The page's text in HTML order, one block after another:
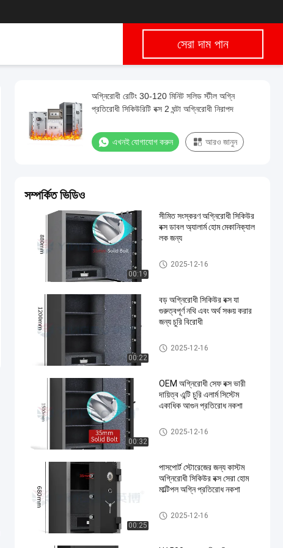
সেরা দাম পান
অগ্নিরোধী রেটিং 30-120 মিনিট সলিড স্টীল অগ্নি
প্রতিরোধী সিকিউরিটি বক্স 2 ঘন্টা অগ্নিরোধী নিরাপদ
এখনই যোগাযোগ করুন আরও জানুন
সম্পর্কিত ভিডিও
00:19
সীমিত সংস্করণ অগ্নিরোধী সিকিউর
বক্স ডাবল অ্যালার্ম হোম মেকানিক্যাল
লক জন্য
অগ্নিরোধী সিকিউর বক্স
2025-12-16
00:22
বড় অগ্নিরোধী সিকিউর বক্স যা
গুরুত্বপূর্ণ নথি এবং অর্থ সঞ্চয় করার
জন্য চুরি বিরোধী
অগ্নিরোধী সিকিউর বক্স
2025-12-16
00:32
OEM অগ্নিরোধী সেফ বক্স ভারী
দায়িত্ব এন্টি চুরি এলার্ম সিস্টেম
একাধিক আগুন প্রতিরোধ নকশা
অগ্নিরোধী সিকিউর বক্স
2025-12-16
00:25
পাসপোর্ট স্টোরেজের জন্য কাস্টম
অগ্নিরোধী সিকিউর বক্স সেরা হোম
মাল্টিপল অগ্নি প্রতিরোধ নকশা
অগ্নিরোধী সিকিউর বক্স
2025-12-16